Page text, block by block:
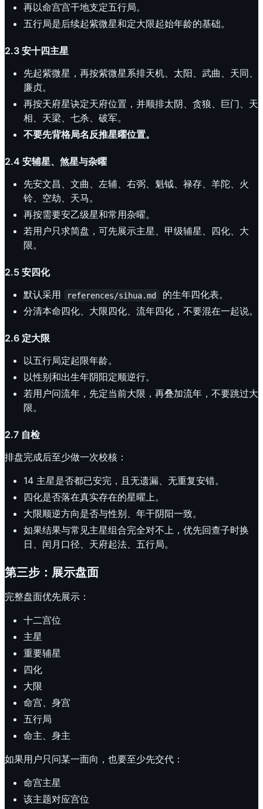
再以命宫宫干地支定五行局。
五行局是后续起紫微星和定大限起始年龄的基础。
2.3 安十四主星
先起紫微星，再按紫微星系排天机、太阳、武曲、天同、
廉贞。
再按天府星诀定天府位置，并顺排太阴、贪狼、巨门、天
相、天梁、七杀、破军。
不要先背格局名反推星曜位置。
2.4 安辅星、煞星与杂曜
先安文昌、文曲、左辅、右弼、魁钺、禄存、羊陀、火
铃、空劫、天马。
再按需要安乙级星和常用杂曜。
若用户只求简盘，可先展示主星、甲级辅星、四化、大
限。
2.5 安四化
默认采用
references/sihua.md
的生年四化表。
分清本命四化、大限四化、流年四化，不要混在一起说。
2.6 定大限
以五行局定起限年龄。
以性别和出生年阴阳定顺逆行。
若用户问流年，先定当前大限，再叠加流年，不要跳过大
限。
2.7 自检
排盘完成后至少做一次校核：
14 主星是否都已安完，且无遗漏、无重复安错。
四化是否落在真实存在的星曜上。
大限顺逆方向是否与性别、年干阴阳一致。
如果结果与常见主星组合完全对不上，优先回查子时换
日、闰月口径、天府起法、五行局。
第三步：展示盘面
完整盘面优先展示：
十二宫位
主星
重要辅星
四化
大限
命宫、身宫
五行局
命主、身主
如果用户只问某一面向，也要至少先交代：
命宫主星
该主题对应宫位